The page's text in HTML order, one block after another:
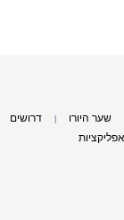
שער היורו דרושים